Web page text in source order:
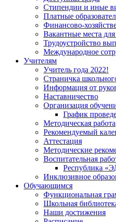
Стипендии и иные
Платные
Финансово-
Вакантные места
Трудоустройство
Международное
Учителям
Учитель года 2022!
Страничка
Информация от
Наставничество
Организация
График
Методическая работа
Рекомендуемый
Аттестация
Методические
Воспитательная
Республика
Инклюзивное
Обучающимся
Функциональная
Школьная
Наши достижения